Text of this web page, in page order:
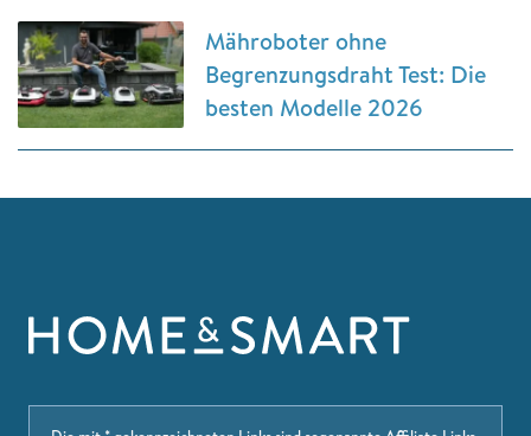
Mähroboter ohne
Begrenzungsdraht Test: Die
besten Modelle 2026